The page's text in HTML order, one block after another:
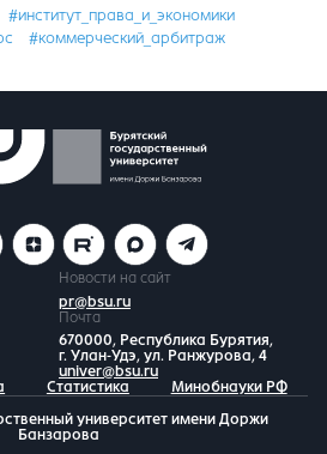
#институт_права_и_экономики
#коммерческий_арбитраж
Новости на сайт
pr@bsu.ru
Почта
670000, Республика Бурятия,
г. Улан-Удэ, ул. Ранжурова, 4
univer@bsu.ru
Статистика Минобнауки РФ
университет имени Доржи
Банзарова